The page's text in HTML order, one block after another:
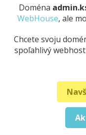
Doména
WebHouse, ale
Chcete svoju
spoľahlivý